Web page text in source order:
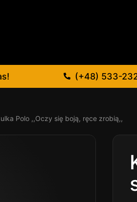
(+48) 533-
Polo ,,Oczy się boją, ręce zrobią,,